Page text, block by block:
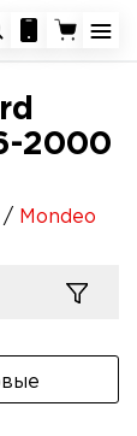
2000
Mondeo